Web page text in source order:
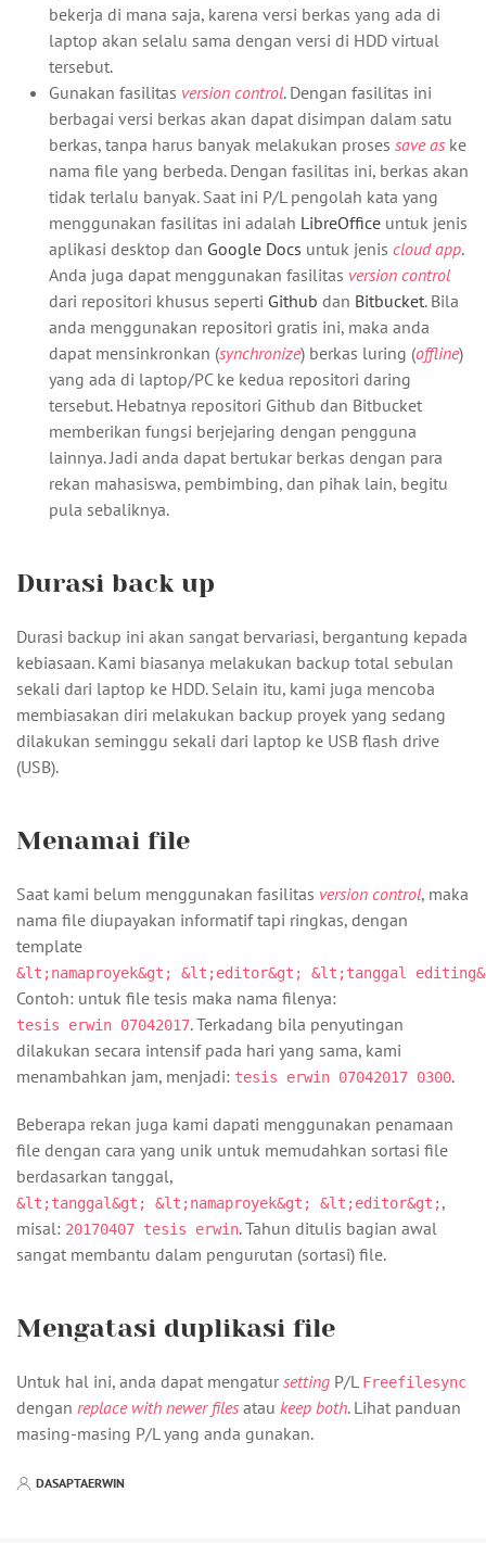
bekerja di mana saja, karena versi berkas yang ada di
laptop akan selalu sama dengan versi di HDD virtual
tersebut.
Gunakan fasilitas version control. Dengan fasilitas ini
berbagai versi berkas akan dapat disimpan dalam satu
berkas, tanpa harus banyak melakukan proses save as ke
nama file yang berbeda. Dengan fasilitas ini, berkas akan
tidak terlalu banyak. Saat ini P/L pengolah kata yang
menggunakan fasilitas ini adalah LibreOffice untuk jenis
aplikasi desktop dan Google Docs untuk jenis cloud app.
Anda juga dapat menggunakan fasilitas version control
dari repositori khusus seperti Github dan Bitbucket. Bila
anda menggunakan repositori gratis ini, maka anda
dapat mensinkronkan (synchronize) berkas luring (offline)
yang ada di laptop/PC ke kedua repositori daring
tersebut. Hebatnya repositori Github dan Bitbucket
memberikan fungsi berjejaring dengan pengguna
lainnya. Jadi anda dapat bertukar berkas dengan para
rekan mahasiswa, pembimbing, dan pihak lain, begitu
pula sebaliknya.
Durasi back up
Durasi backup ini akan sangat bervariasi, bergantung kepada
kebiasaan. Kami biasanya melakukan backup total sebulan
sekali dari laptop ke HDD. Selain itu, kami juga mencoba
membiasakan diri melakukan backup proyek yang sedang
dilakukan seminggu sekali dari laptop ke USB flash drive
(USB).
Menamai file
Saat kami belum menggunakan fasilitas version control, maka
nama file diupayakan informatif tapi ringkas, dengan
template
&lt;namaproyek&gt; &lt;editor&gt; &lt;tanggal
Contoh: untuk file tesis maka nama filenya:
tesis erwin 07042017. Terkadang bila penyutingan
dilakukan secara intensif pada hari yang sama, kami
menambahkan jam, menjadi: tesis erwin 07042017 0300.
Beberapa rekan juga kami dapati menggunakan penamaan
file dengan cara yang unik untuk memudahkan sortasi file
berdasarkan tanggal,
&lt;tanggal&gt; &lt;namaproyek&gt; &lt;editor&gt;,
misal: 20170407 tesis erwin. Tahun ditulis bagian awal
sangat membantu dalam pengurutan (sortasi) file.
Mengatasi duplikasi file
Untuk hal ini, anda dapat mengatur setting P/L Freefilesync
dengan replace with newer files atau keep both. Lihat panduan
masing-masing P/L yang anda gunakan.
DASAPTAERWIN